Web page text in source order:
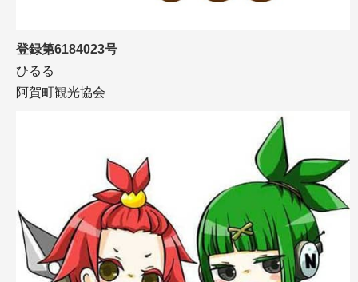
登録第6184023号
ひるる
阿賀町観光協会